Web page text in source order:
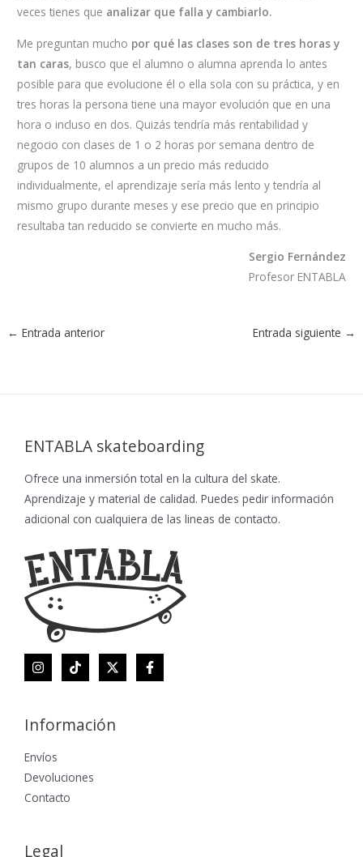
veces tienes que analizar que falla y cambiarlo.
Me preguntan mucho por qué las clases son de tres horas y
tan caras, busco que el alumno o alumna aprenda lo antes
posible para que evolucione él o ella sola con su práctica, y en
tres horas la persona tiene una mayor evolución que en una
hora o incluso en dos. Quizás tendría más rentabilidad y
negocio con clases de 1 o 2 horas por semana dentro de
grupos de 10 alumnos a un precio más reducido
individualmente, el aprendizaje sería más lento y tendría al
mismo grupo durante meses y ese precio que en principio
resultaba tan reducido se convierte en mucho más.
Sergio Fernández
Profesor ENTABLA
← Entrada anterior Entrada siguiente →
ENTABLA skateboarding
Ofrece una inmersión total en la cultura del skate.
Aprendizaje y material de calidad. Puedes pedir información
adicional con cualquiera de las lineas de contacto.
Información
Envíos
Devoluciones
Contacto
Legal